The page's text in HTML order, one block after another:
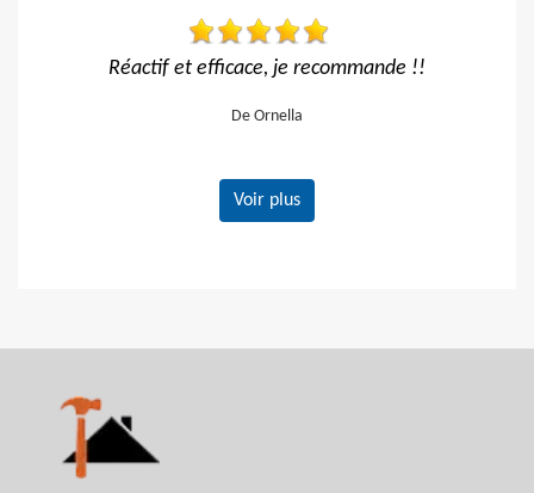
!! Travail impeccable
Voir plus